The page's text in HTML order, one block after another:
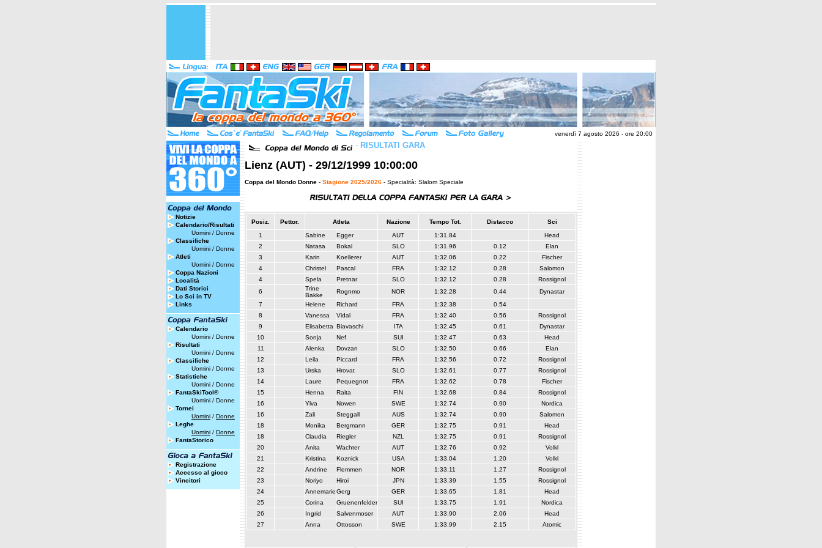
venerdì 7 agosto 2026 - ore 20:00
Notizie
Calendario/Risultati
Uomini / Donne
Classifiche
Uomini / Donne
Atleti
Uomini / Donne
Coppa Nazioni
Località
Dati Storici
Lo Sci in TV
Links
Calendario
Uomini / Donne
Risultati
Uomini / Donne
Classifiche
Uomini / Donne
Statistiche
Uomini / Donne
FantaSkiTool®
Uomini / Donne
Tornei
Uomini / Donne
Leghe
Uomini / Donne
FantaStorico
Registrazione
Accesso al gioco
Vincitori
- RISULTATI GARA
Lienz (AUT) - 29/12/1999 10:00:00
Coppa del Mondo Donne - Stagione 2025/2026 - Specialità: Slalom Speciale
Posiz. Pettor. Atleta Nazione Tempo Tot. Distacco
Sci
1
Sabine Egger AUT 1:31.84
Head
2
Natasa Bokal SLO 1:31.96 0.12
Elan
3
Karin Koellerer AUT 1:32.06 0.22
Fischer
4
Christel Pascal FRA 1:32.12 0.28
Salomon
4
Spela Pretnar SLO 1:32.12 0.28
Rossignol
6
Trine
Bakke
Rognmo NOR 1:32.28 0.44
Dynastar
7
Helene Richard FRA 1:32.38
0.54
8
Vanessa Vidal FRA 1:32.40 0.56
Rossignol
9
Elisabetta Biavaschi ITA 1:32.45 0.61
Dynastar
10
Sonja Nef SUI 1:32.47 0.63
Head
11
Alenka Dovzan SLO 1:32.50 0.66
Elan
12
Leila Piccard FRA 1:32.56 0.72
Rossignol
13
Urska Hrovat SLO 1:32.61 0.77
Rossignol
14
Laure Pequegnot FRA 1:32.62 0.78
Fischer
15
Henna Raita FIN 1:32.68 0.84
Rossignol
16
Ylva Nowen SWE 1:32.74 0.90
Nordica
16
Zali Steggall AUS 1:32.74 0.90
Salomon
18
Monika Bergmann GER 1:32.75 0.91
Head
18
Claudia Riegler NZL 1:32.75 0.91
Rossignol
20
Anita Wachter AUT 1:32.76 0.92
Volkl
21
Kristina Koznick USA 1:33.04 1.20
Volkl
22
Andrine Flemmen NOR 1:33.11 1.27
Rossignol
23
Noriyo Hiroi JPN 1:33.39 1.55
Rossignol
24
AnnemarieGerg GER 1:33.65 1.81
Head
25
Corina Gruenenfelder SUI 1:33.75 1.91
Nordica
26
Ingrid Salvenmoser AUT 1:33.90 2.06
Head
27
Anna Ottosson SWE 1:33.99 2.15 Atomic